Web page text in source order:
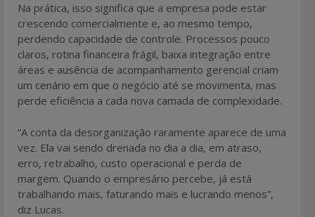
Na prática, isso significa que a empresa pode estar
crescendo comercialmente e, ao mesmo tempo,
perdendo capacidade de controle. Processos pouco
claros, rotina financeira frágil, baixa integração entre
áreas e ausência de acompanhamento gerencial criam
um cenário em que o negócio até se movimenta, mas
perde eficiência a cada nova camada de complexidade.
“A conta da desorganização raramente aparece de uma
vez. Ela vai sendo drenada no dia a dia, em atraso,
erro, retrabalho, custo operacional e perda de
margem. Quando o empresário percebe, já está
trabalhando mais, faturando mais e lucrando menos”,
diz Lucas.